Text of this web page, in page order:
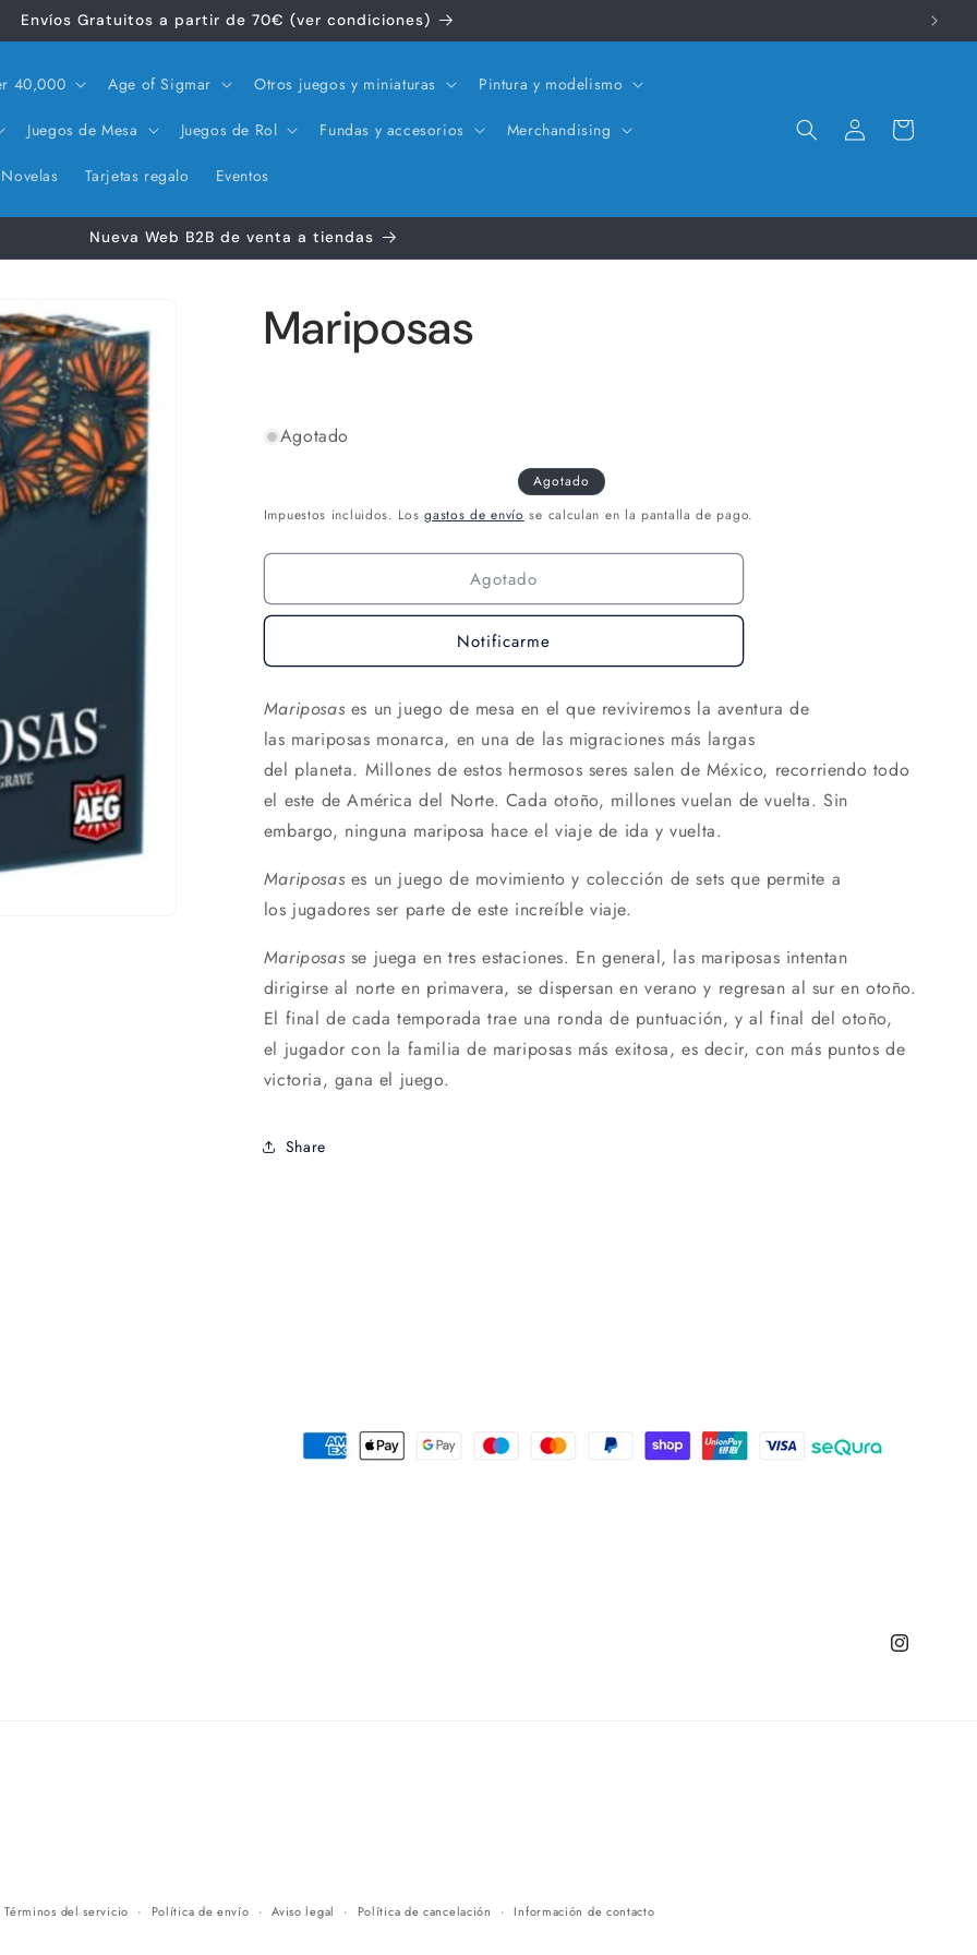
Envíos Gratuitos a partir de 70€ (ver condiciones)
40,000 Age of Sigmar Otros juegos y miniaturas Pintura y modelismo
Juegos de Mesa Juegos de Rol Fundas y accesorios Merchandising
Novelas Tarjetas regalo Eventos
Iniciar
sesión
Carrito
Nueva Web B2B de venta a tiendas
Mariposas
Agotado
Agotado
Impuestos incluidos. Losgastos de envío se calculan en la pantalla de pago.
Agotado
Notificarme
Mariposas es un juego de mesa en el que reviviremos la aventura de
las mariposas monarca, en una de las migraciones más largas
del planeta. Millones de estos hermosos seres salen de México, recorriendo todo
el este de América del Norte. Cada otoño, millones vuelan de vuelta. Sin
embargo, ninguna mariposa hace el viaje de ida y vuelta.
Mariposas es un juego de movimiento y colección de sets que permite a
los jugadores ser parte de este increíble viaje.
Mariposas se juega en tres estaciones. En general, las mariposas intentan
dirigirse al norte en primavera, se dispersan en verano y regresan al sur en otoño.
El final de cada temporada trae una ronda de puntuación, y al final del otoño,
el jugador con la familia de mariposas más exitosa, es decir, con más puntos de
victoria, gana el juego.
Share
Instagram
Términos del servicio Política de envío Aviso legal Política de cancelación Información de contacto